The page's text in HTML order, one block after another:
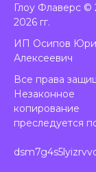
Глоу Флаверс ©
2026 гг.
ИП Осипов
Алексеевич
Все права
Незаконное
копирование
преследуется